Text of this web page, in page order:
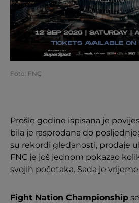
Foto: FNC
Prošle godine ispisana je
bila je rasprodana do
su rekordi gledanosti, prodaje
FNC je još jednom pokazao
svojih početaka. Sada je
Fight Nation Championship